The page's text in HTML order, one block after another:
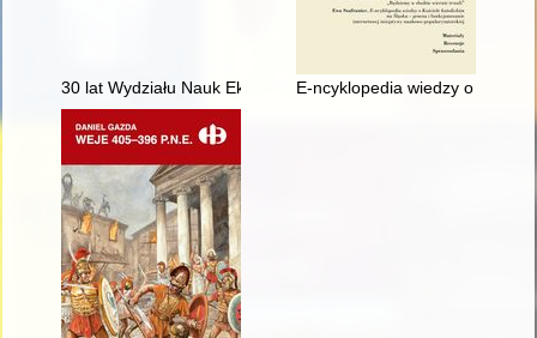
30 lat Wydziału Nauk Ekonomicznych Politechniki
E-ncyklopedia wiedzy o